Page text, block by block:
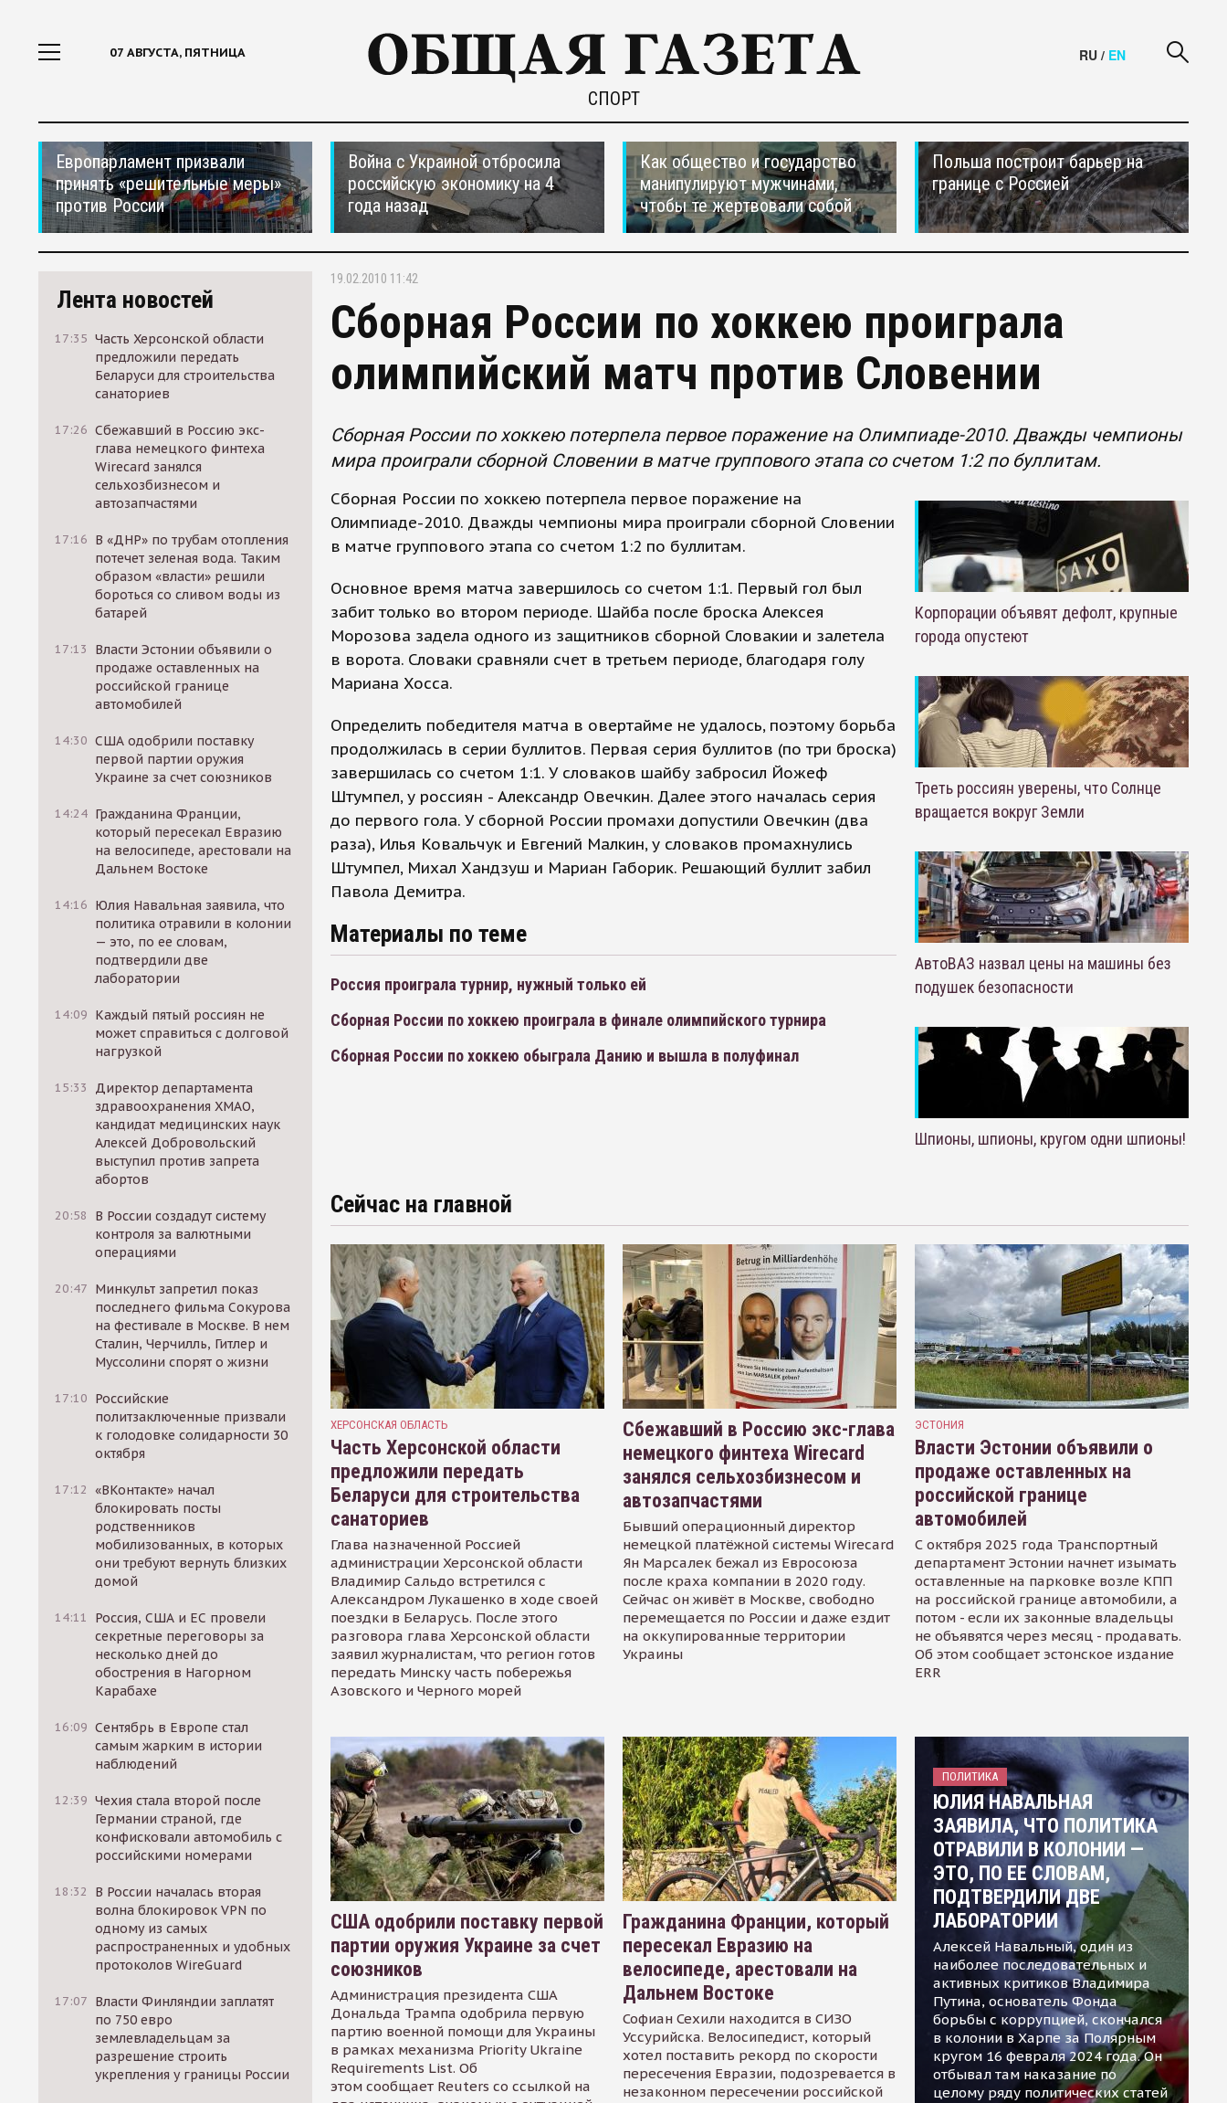
07 АВГУСТА, ПЯТНИЦА
СПОРТ
RU / EN
Европарламент призвали
принять «решительные меры»
против России
Война с Украиной отбросила
российскую экономику на 4
года назад
Как общество и государство
манипулируют мужчинами,
чтобы те жертвовали собой
Польша построит барьер на
границе с Россией
Лента новостей
17:35 Часть Херсонской области
предложили передать
Беларуси для строительства
санаториев
17:26 Сбежавший в Россию экс-
глава немецкого финтеха
Wirecard занялся
сельхозбизнесом и
автозапчастями
17:16 В «ДНР» по трубам отопления
потечет зеленая вода. Таким
образом «власти» решили
бороться со сливом воды из
батарей
17:13
Власти Эстонии объявили о
продаже оставленных на
российской границе
автомобилей
14:30 США одобрили поставку
первой партии оружия
Украине за счет союзников
14:24 Гражданина Франции,
который пересекал Евразию
на велосипеде, арестовали на
Дальнем Востоке
14:16 Юлия Навальная заявила, что
политика отравили в колонии
— это, по ее словам,
подтвердили две
лаборатории
14:09 Каждый пятый россиян не
может справиться с долговой
нагрузкой
15:33
Директор департамента
здравоохранения ХМАО,
кандидат медицинских наук
Алексей Добровольский
выступил против запрета
абортов
20:58
В России создадут систему
контроля за валютными
операциями
20:47 Минкульт запретил показ
последнего фильма Сокурова
на фестивале в Москве. В нем
Сталин, Черчилль, Гитлер и
Муссолини спорят о жизни
17:10 Российские
политзаключенные призвали
к голодовке солидарности 30
октября
17:12 «ВКонтакте» начал
блокировать посты
родственников
мобилизованных, в которых
они требуют вернуть близких
домой
14:11
Россия, США и ЕС провели
секретные переговоры за
несколько дней до
обострения в Нагорном
Карабахе
16:09 Сентябрь в Европе стал
самым жарким в истории
наблюдений
12:39 Чехия стала второй после
Германии страной, где
конфисковали автомобиль с
российскими номерами
18:32
В России началась вторая
волна блокировок VPN по
одному из самых
распространенных и удобных
протоколов WireGuard
17:07 Власти Финляндии заплатят
по 750 евро
землевладельцам за
разрешение строить
укрепления у границы России
19.02.2010 11:42
Сборная России по хоккею проиграла
олимпийский матч против Словении
Сборная России по хоккею потерпела первое поражение на Олимпиаде-2010. Дважды чемпионы
мира проиграли сборной Словении в матче группового этапа со счетом 1:2 по буллитам.
Сборная России по хоккею потерпела первое поражение на
Олимпиаде-2010. Дважды чемпионы мира проиграли сборной Словении
в матче группового этапа со счетом 1:2 по буллитам.
Основное время матча завершилось со счетом 1:1. Первый гол был
забит только во втором периоде. Шайба после броска Алексея
Морозова задела одного из защитников сборной Словакии и залетела
в ворота. Словаки сравняли счет в третьем периоде, благодаря голу
Мариана Хосса.
Определить победителя матча в овертайме не удалось, поэтому борьба
продолжилась в серии буллитов. Первая серия буллитов (по три броска)
завершилась со счетом 1:1. У словаков шайбу забросил Йожеф
Штумпел, у россиян - Александр Овечкин. Далее этого началась серия
до первого гола. У сборной России промахи допустили Овечкин (два
раза), Илья Ковальчук и Евгений Малкин, у словаков промахнулись
Штумпел, Михал Хандзуш и Мариан Габорик. Решающий буллит забил
Павола Демитра.
Материалы по теме
Россия проиграла турнир, нужный только ей
Сборная России по хоккею проиграла в финале олимпийского турнира
Сборная России по хоккею обыграла Данию и вышла в полуфинал
Корпорации объявят дефолт, крупные
города опустеют
Треть россиян уверены, что Солнце
вращается вокруг Земли
АвтоВАЗ назвал цены на машины без
подушек безопасности
Шпионы, шпионы, кругом одни шпионы!
Сейчас на главной
ХЕРСОНСКАЯ ОБЛАСТЬ
Часть Херсонской области
предложили передать
Беларуси для строительства
санаториев
Глава назначенной Россией
администрации Херсонской области
Владимир Сальдо встретился с
Александром Лукашенко в ходе своей
поездки в Беларусь. После этого
разговора глава Херсонской области
заявил журналистам, что регион готов
передать Минску часть побережья
Азовского и Черного морей
Сбежавший в Россию экс-глава
немецкого финтеха Wirecard
занялся сельхозбизнесом и
автозапчастями
Бывший операционный директор
немецкой платёжной системы Wirecard
Ян Марсалек бежал из Евросоюза
после краха компании в 2020 году.
Сейчас он живёт в Москве, свободно
перемещается по России и даже ездит
на оккупированные территории
Украины
ЭСТОНИЯ
Власти Эстонии объявили о
продаже оставленных на
российской границе
автомобилей
С октября 2025 года Транспортный
департамент Эстонии начнет изымать
оставленные на парковке возле КПП
на российской границе автомобили, а
потом - если их законные владельцы
не объявятся через месяц - продавать.
Об этом сообщает эстонское издание
ERR
США одобрили поставку первой
партии оружия Украине за счет
союзников
Администрация президента США
Дональда Трампа одобрила первую
партию военной помощи для Украины
в рамках механизма Priority Ukraine
Requirements List. Об
этом сообщает Reuters со ссылкой на
Гражданина Франции, который
пересекал Евразию на
велосипеде, арестовали на
Дальнем Востоке
Софиан Сехили находится в СИЗО
Уссурийска. Велосипедист, который
хотел поставить рекорд по скорости
пересечения Евразии, подозревается в
незаконном пересечении российской
ПОЛИТИКА
ЮЛИЯ НАВАЛЬНАЯ
ЗАЯВИЛА, ЧТО ПОЛИТИКА
ОТРАВИЛИ В КОЛОНИИ —
ЭТО, ПО ЕЕ СЛОВАМ,
ПОДТВЕРДИЛИ ДВЕ
ЛАБОРАТОРИИ
Алексей Навальный, один из
наиболее последовательных и
активных критиков Владимира
Путина, основатель Фонда
борьбы с коррупцией, скончался
в колонии в Харпе за Полярным
кругом 16 февраля 2024 года. Он
отбывал там наказание по
целому ряду политических статей